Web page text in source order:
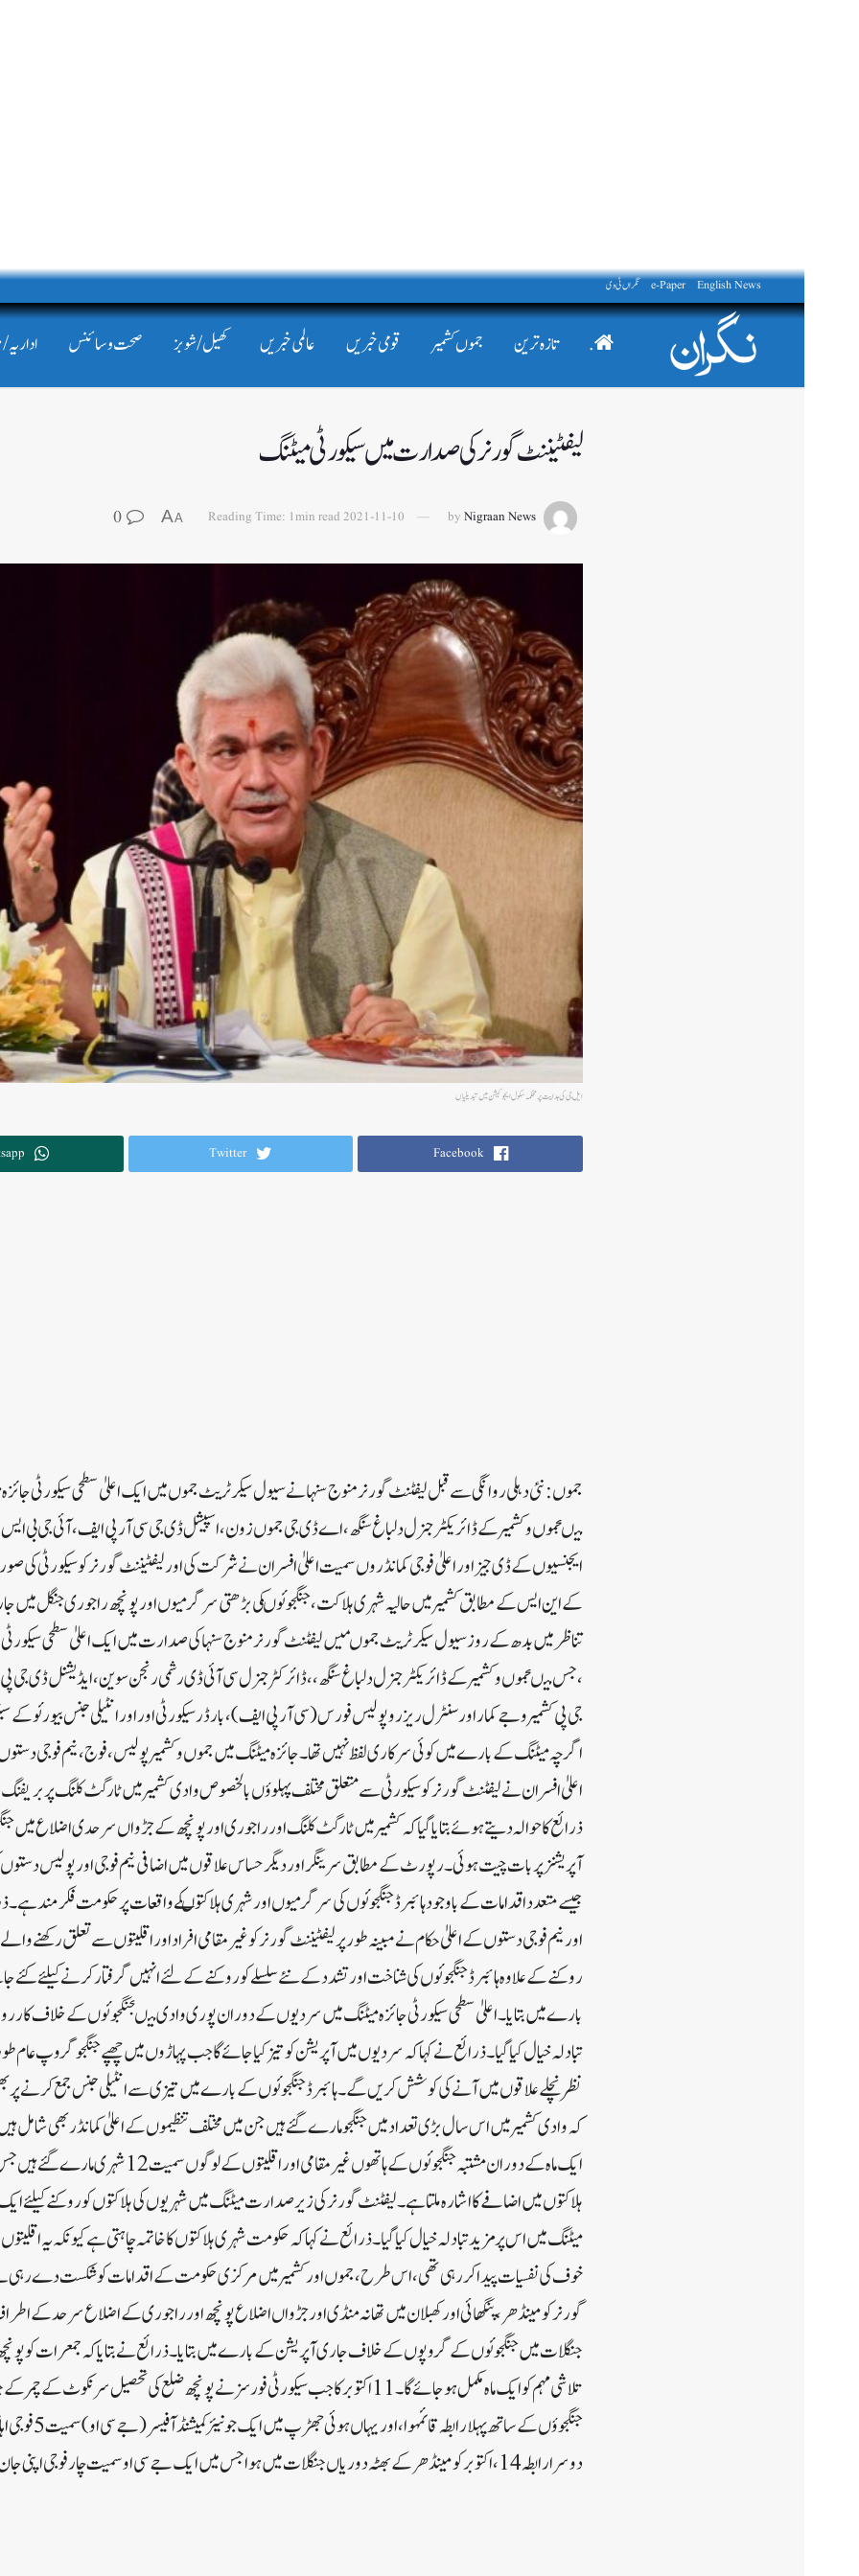
English News
e-Paper نگراں ٹی وی
. تازہ ترین جموں کشمیر قومی خبریں عالمی خبریں کھیل/شوبز صحت و سائنس
لیفٹیننٹ گورنر کی صدارت میں سیکورٹی میٹنگ
by Nigraan News
2021-11-10
Reading Time: 1min read
A
A
ایل جی کی ہدایت پر محکمہ سکول ایجوکیشن میں تبدیلیاں
Facebook
Twitter
جموں:نئی دہلی روانگی سے قبل لیفٹنٹ گورنر منوج سنہانے سیول سیکرٹریٹ جموں میں ایک اعلیٰ سطحی سیکورٹی
میںجموں و کشمیر کے ڈائریکٹر جنرل دلباغ سنگھ، اے ڈی جی جموں زون، اسپیشل ڈی جی سی آر پی ایف، آئی جی بی
ایجنسیوں کے ڈی جیز اور اعلیٰ فوجی کمانڈروں سمیت اعلیٰ افسران نے شرکت کی اور لیفٹیننٹ گورنر کو سیکورٹی
کے این ایس کے مطابق کشمیرمیں حالیہ شہری ہلاکت ،جنگجوئوںکی بڑھتی سرگرمیوں اورپونچھ راجوری جنگل میں
تناظر میں بدھ کے روز سیول سیکرٹریٹ جموںمیں لیفٹنٹ گورنر منوج سنہا کی صدارت میں ایک اعلیٰ سطحی
،جس میںجموں و کشمیر کے ڈائریکٹر جنرل دلباغ سنگھ، ، ڈائرکٹر جنرل سی آئی ڈی رشمی رنجن سوین، ایڈیشنل ڈی جی
جی پی کشمیر وجے کمار اور سنٹرل ریزرو پولیس فورس (سی آر پی ایف)، بارڈر سیکورٹی اور اور انٹیلی جنس بیورئو
اگرچہ میٹنگ کے بارے میں کوئی سرکاری لفظ نہیں تھا۔ جائزہ میٹنگ میں جموں و کشمیر پولیس، فوج، نیم فوجی
اعلیٰ افسران نے لیفٹنٹ گورنر کو سیکورٹی سے متعلق مختلف پہلوؤں بالخصوص وادی کشمیر میں ٹارگٹ کلنگ پر
ذرائع کاحوالہ دیتے ہوئے بتایاگیا کہ کشمیر میں ٹارگٹ کلنگ اور راجوری اور پونچھ کے جڑواں سرحدی اضلاع
آپریشنز پر بات چیت ہوئی۔رپورٹ کے مطابق سرینگر اور دیگر حساس علاقوں میں اضافی نیم فوجی اور پولیس دستوں
جیسے متعدد اقدامات کے باوجودہائبرڈ جنگجوئوں کی سرگرمیوں اورشہری ہلاکتوںکے واقعات پر حکومت فکرمند
اور نیم فوجی دستوں کے اعلیٰ حکام نے مبینہ طور پر لیفٹیننٹ گورنر کو غیر مقامی افراد اور اقلیتوں سے تعلق رکھنے
روکنے کے علاوہ ہائبرڈ جنگجوئوں کی شناخت اور تشدد کے نئے سلسلے کو روکنے کے لئے انہیں گرفتار کرنے کیلئے
بارے میں بتایا۔ اعلیٰ سطحی سیکورٹی جائزہ میٹنگ میں سردیوں کے دوران پوری وادی میںجنگجوئوں کے خلاف
تبادلہ خیال کیا گیا۔ ذرائع نے کہاکہ سردیوں میں آپریشن کو تیز کیا جائے گا جب پہاڑوں میں چھپے جنگجو گروپ
نظر نچلے علاقوں میں آنے کی کوشش کریں گے۔ہائبرڈ جنگجوئوں کے بارے میں تیزی سے انٹیلی جنس جمع کرنے پر
کہ وادی کشمیر میں اس سال بڑی تعداد میں جنگجو مارے گئے ہیں جن میں مختلف تنظیموں کے اعلیٰ کمانڈر بھی شامل
ایک ماہ کے دوران مشتبہ جنگجوئوں کے ہاتھوں غیر مقامی اور
ہلاکتوں میں اضافے کا اشارہ ملتا ہے۔لیفٹنٹ گورنر کی زیرصدارت میٹنگ میں شہریوں کی ہلاکتوں کو روکنے کیلئے
میٹنگ میں اس پر مزید تبادلہ خیال کیا گیا۔ذرائع نے کہا کہ حکومت شہری ہلاکتوں کا خاتمہ چاہتی ہے کیونکہ یہ
خوف کی نفسیات پیدا کر رہی تھی، اس طرح، جموں اور کشمیر میں مرکزی حکومت کے اقدامات کو شکست دے رہی
گورنر کو مینڈھر، پنگھائی اور کھبلان میں تھانہ منڈی اور جڑواں اضلاع پونچھ اور راجوری کے اضلاع سرحد کے
جنگلات میں جنگجوئوں کے گروپوں کے خلاف جاری آپریشن کے بارے میں بتایا۔ ذرائع نے بتایا کہ جمعرات کو
تلاشی مہم کو ایک ماہ مکمل ہو جائے گا۔ 11 اکتوبر کا جب سیکورٹی فورسز نے پونچھ ضلع کی تحصیل
جنگجوؤں کے ساتھ پہلا
دوسرا رابطہ14، اکتوبر کو مینڈھر کے بھٹہ دوریاں جنگلات میں ہوا جس میں ایک جے سی اوسمیت چار فوجی اپنی جان سے ہاتھ دھو بیٹھے۔